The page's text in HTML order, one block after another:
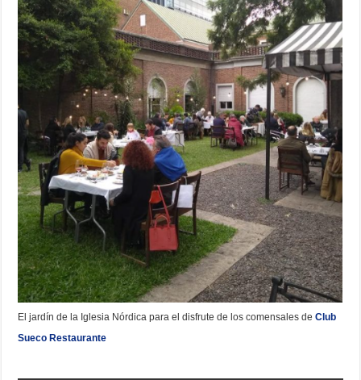
El jardín de la Iglesia Nórdica para el disfrute de los comensales deClub
Sueco Restaurante